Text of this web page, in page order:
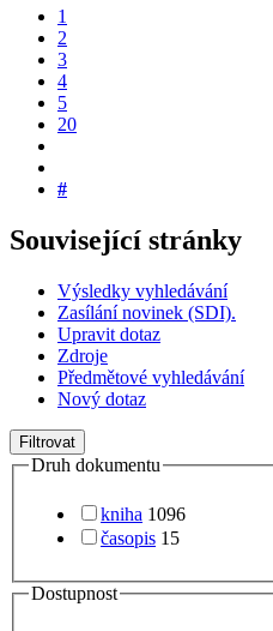
1
2
3
4
5
20
#
Související stránky
Výsledky vyhledávání
Zasílání novinek (SDI).
Upravit dotaz
Zdroje
Předmětové vyhledávání
Nový dotaz
Filtrovat
Druh dokumentu
kniha 1096
časopis 15
Dostupnost